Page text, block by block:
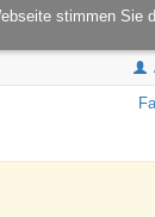
stimmen Sie
Mail:info@tu-